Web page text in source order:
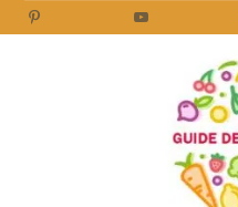
Aliments